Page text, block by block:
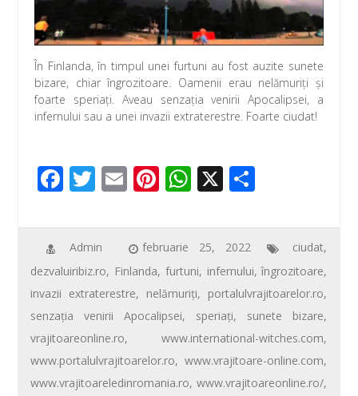
k p
În Finlanda, în timpul unei furtuni au fost auzite sunete
bizare, chiar îngrozitoare. Oamenii erau nelămuriţi şi
foarte speriaţi. Aveau senzaţia venirii Apocalipsei, a
infernului sau a unei invazii extraterestre. Foarte ciudat!
F
e
b
o
o
k
T
tt
er
E
ail
Pi
er
e
st
W
at
s
A
p
p
X
ta
je
az
ă
Admin februarie 25, 2022 ciudat,
dezvaluiribiz.ro, Finlanda, furtuni, infernului,îngrozitoare,
invazii extraterestre, nelămuriţi, portalulvrajitoarelor.ro,
senzaţia venirii Apocalipsei, speriaţi, sunete bizare,
vrajitoareonline.ro,www.international-witches.com,
www.portalulvrajitoarelor.ro,www.vrajitoare-online.com,
www.vrajitoareledinromania.ro,www.vrajitoareonline.ro/,